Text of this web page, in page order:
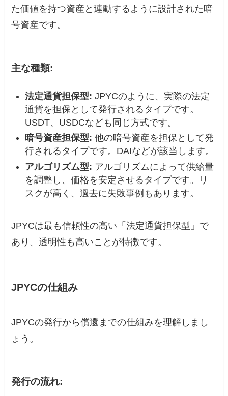
た価値を持つ資産と連動するように設計された暗
号資産です。
主な種類:
法定通貨担保型: JPYCのように、実際の法定
通貨を担保として発行されるタイプです。
USDT、USDCなども同じ方式です。
暗号資産担保型: 他の暗号資産を担保として発
行されるタイプです。DAIなどが該当します。
アルゴリズム型: アルゴリズムによって供給量
を調整し、価格を安定させるタイプです。リ
スクが高く、過去に失敗事例もあります。
JPYCは最も信頼性の高い「法定通貨担保型」で
あり、透明性も高いことが特徴です。
JPYCの仕組み
JPYCの発行から償還までの仕組みを理解しまし
ょう。
発行の流れ: